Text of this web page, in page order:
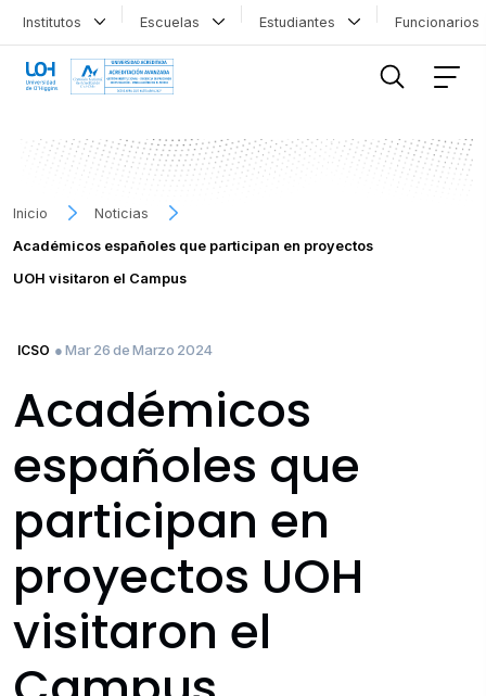
Institutos Escuelas Estudiantes
Inicio
Noticias
Académicos españoles que participan en proyectos
UOH visitaron el Campus
ICSO ● Mar 26 de Marzo 2024
Académicos
españoles que
participan en
proyectos UOH
visitaron el